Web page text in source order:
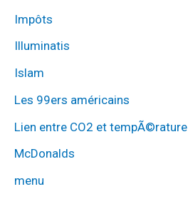
Impôts
Illuminatis
Islam
Les 99ers américains
Lien entre CO2 et tempÃ©rature
McDonalds
menu